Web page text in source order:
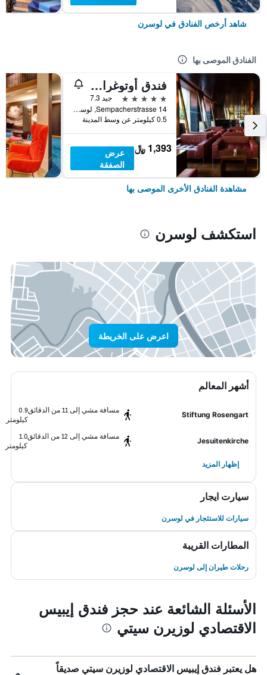
شاهد أرخص الفنادق في لوسرن
الفنادق الموصى بها
فندق أوتوغراف كوليكشن، لوتزيرن
5 نجوم
جيد 7.3
Sempacherstrasse 14, لوسرن, كانتون لوسيرن, سويسرا
0.5 كيلومتر عن وسط المدينة
1,393 ﷼
عرض
الصفقة
مشاهدة الفنادق الأخرى الموصى بها
استكشف لوسرن
اعرض على الخريطة
أشهر المعالم
Stiftung Rosengart
مسافة مشي إلى 11 من الدقائق
0.9
كيلومتر
Jesuitenkirche
مسافة مشي إلى 12 من الدقائق
1.0
كيلومتر
إظهار المزيد
سيارت ايجار
سيارات للاستئجار في لوسرن
المطارات القريبة
رحلات طيران إلى لوسرن
الأسئلة الشائعة عند حجز فندق إيبيس
الاقتصادي لوزيرن سيتي
هل يعتبر فندق إيبيس الاقتصادي لوزيرن سيتي صديقاً